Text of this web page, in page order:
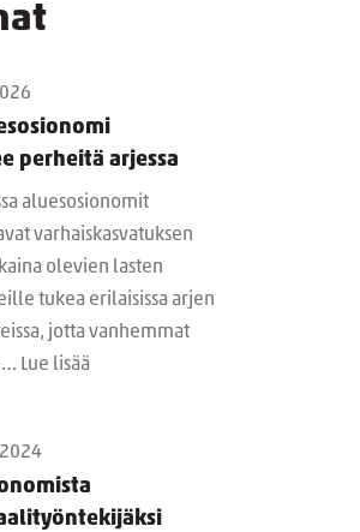
perheitä arjessa
aluesosionomit
varhaiskasvatuksen
olevien lasten
tukea erilaisissa arjen
jotta vanhemmat
… Lue lisää